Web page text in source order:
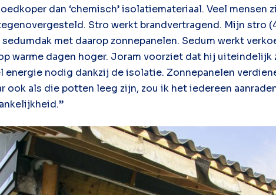
dan ‘chemisch’ isolatiemateriaal. Veel mensen
Stro werkt brandvertragend. Mijn stro
sedumdak met daarop zonnepanelen. Sedum werkt
warme dagen hoger. Joram voorziet dat hij
energie nodig dankzij de isolatie. Zonnepanelen
ook als die potten leeg zijn, zou ik het iedereen